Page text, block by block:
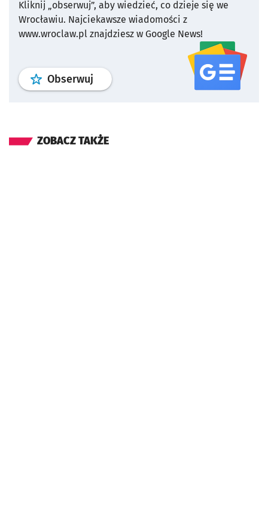
Kliknij „obserwuj”, aby wiedzieć, co dzieje się we
Wrocławiu. Najciekawsze wiadomości z
www.wroclaw.pl znajdziesz w Google News!
Obserwuj profil serwisu
ZOBACZ TAKŻE